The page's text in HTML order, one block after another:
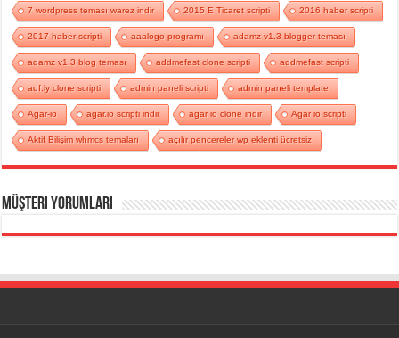
7 wordpress teması warez indir 2015 E Ticaret scripti 2016 haber scripti
2017 haber scripti aaalogo programı adamz v1.3 blogger teması
adamz v1.3 blog teması addmefast clone scripti addmefast scripti
adf.ly clone scripti admin paneli scripti admin paneli template
Agar-io agar.io scripti indir agar io clone indir Agar io scripti
Aktif Bilişim whmcs temaları açılır pencereler wp eklenti ücretsiz
Müşteri Yorumları